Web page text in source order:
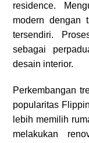
residence.
modern dengan
tersendiri.
sebagai
desain interior.
Perkembangan
popularitas
lebih memilih
melakukan